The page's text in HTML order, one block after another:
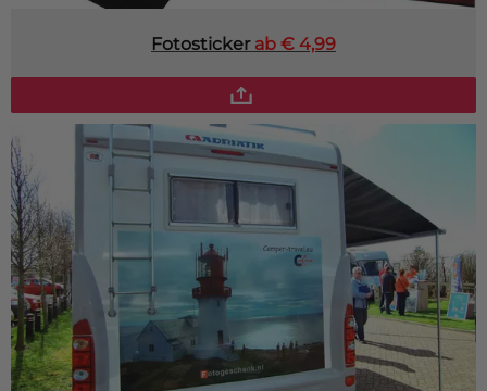
Fotostickerab € 4,99